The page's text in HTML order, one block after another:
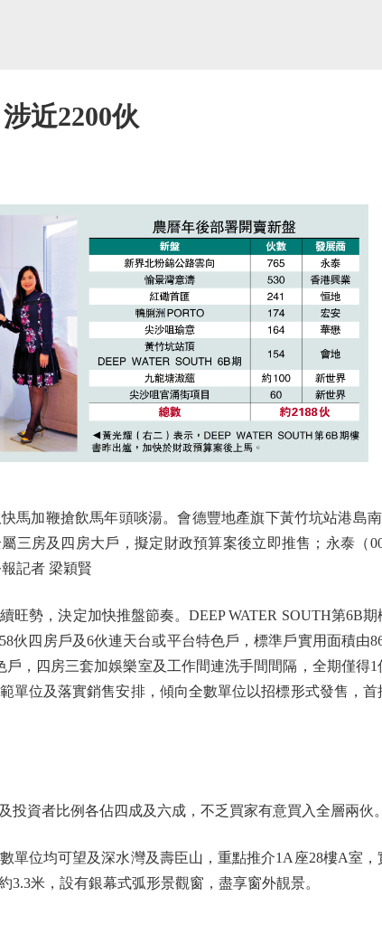
近2200伙
加鞭搶飲馬年頭啖湯。會德豐地產旗下黃竹坑站港島南
三房及四房大戶，擬定財政預算案後立即推售；永泰（
記者 梁穎賢
勢，決定加快推盤節奏。DEEP WATER SOUTH第6B期
伙四房戶及6伙連天台或平台特色戶，標準戶實用面積由
，四房三套加娛樂室及工作間連洗手間間隔，全期僅得1
單位及落實銷售安排，傾向全數單位以招標形式發售，首
資者比例各佔四成及六成，不乏買家有意買入全層兩伙。
位均可望及深水灣及壽臣山，重點推介1A座28樓A室，
米，設有銀幕式弧形景觀窗，盡享窗外靚景。